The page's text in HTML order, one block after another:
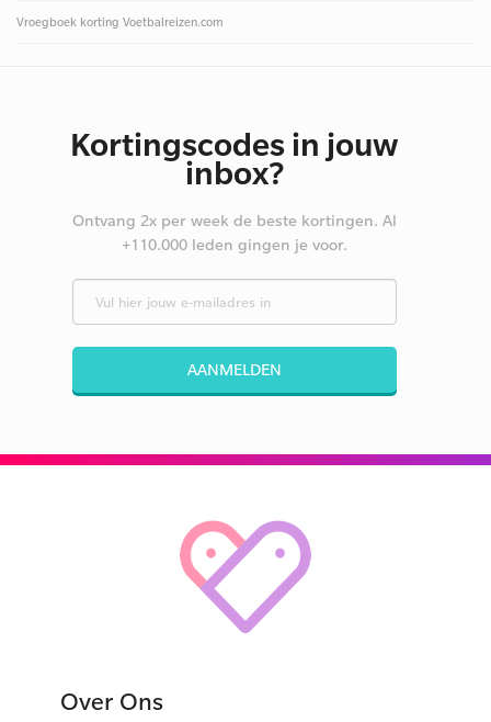
Vroegboek korting Voetbalreizen.com
Kortingscodes in jouw
inbox?
Ontvang 2x per week de beste kortingen. Al
+110.000 leden gingen je voor.
AANMELDEN
Over Ons